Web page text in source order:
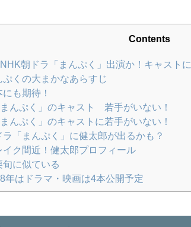
Contents
朝ドラ「まんぷく」出演か！キャスト
ぷくの大まかなあらすじ
にも期待！
んぷく」のキャスト 若手がいない！
んぷく」のキャストに若手がいない！
ラ「まんぷく」に健太郎が出るかも？
イク間近！健太郎プロフィール
旬に似ている
年はドラマ・映画は4本公開予定